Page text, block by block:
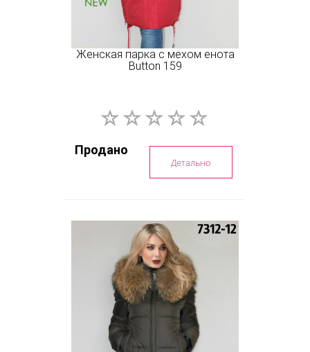
Женская парка с мехом енота
Button 159
Продано
Детально